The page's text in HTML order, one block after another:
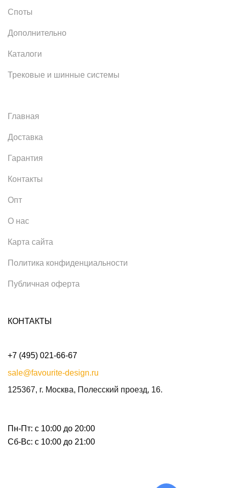
Споты
Дополнительно
Каталоги
Трековые и шинные системы
Главная
Доставка
Гарантия
Контакты
Опт
О нас
Карта сайта
Политика конфиденциальности
Публичная оферта
КОНТАКТЫ
+7 (495) 021-66-67
sale@favourite-design.ru
125367, г. Москва, Полесский проезд, 16.
Пн-Пт: с 10:00 до 20:00
Сб-Вс: с 10:00 до 21:00